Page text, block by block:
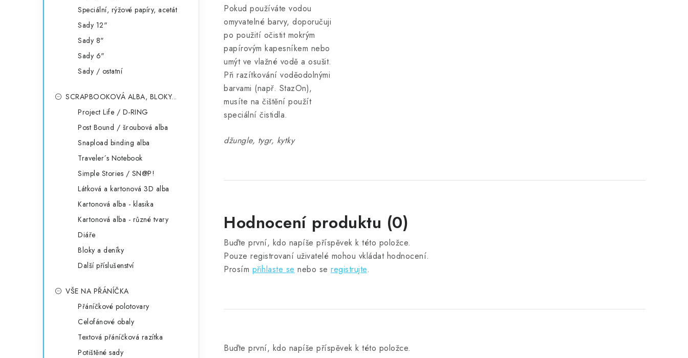
Speciální, rýžové papíry, acetát
Sady 12"
Sady 8"
Sady 6"
Sady / ostatní
SCRAPBOOKOVÁ ALBA, BLOKY...
Project Life / D-RING
Post Bound / šroubová alba
Snapload binding alba
Traveler´s Notebook
Simple Stories / SN@P!
Látková a kartonová 3D alba
Kartonová alba - klasika
Kartonová alba - různé tvary
Diáře
Bloky a deníky
Další příslušenství
VŠE NA PŘÁNÍČKA
Přáníčkové polotovary
Celofánové obaly
Textová přáníčková razítka
Potištěné sady
Pokud používáte vodou
omyvatelné barvy, doporučuji
po použití očistit mokrým
papírovým kapesníkem nebo
umýt ve vlažné vodě a osušit.
Při razítkování voděodolnými
barvami (např. StazOn),
musíte na čištění použít
speciální čistidla.
džungle, tygr, kytky
Hodnocení produktu (0)
Buďte první, kdo napíše příspěvek k této položce.
Pouze registrovaní uživatelé mohou vkládat hodnocení.
Prosím přihlaste se nebo se registrujte.
Buďte první, kdo napíše příspěvek k této položce.